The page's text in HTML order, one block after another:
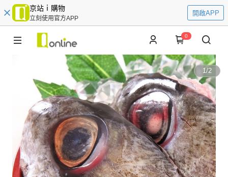
京站ｉ購物
立刻使用官方APP
開啟APP
0
1/2